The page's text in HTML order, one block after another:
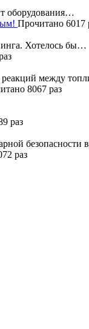
оборудования…
Прочитано 6017
Хотелось бы…
реакций между
8067 раз
раз
безопасности
раз